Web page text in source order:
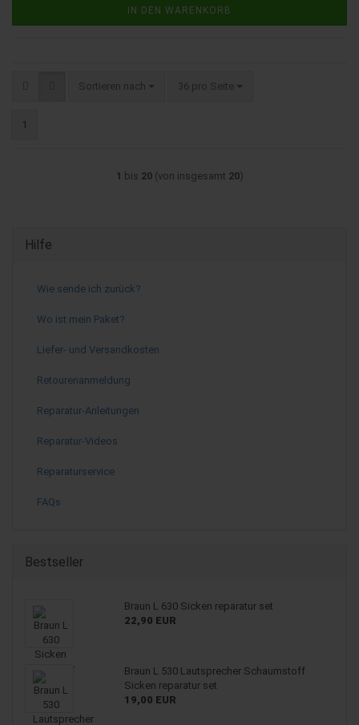
IN DEN WARENKORB
Sortieren nach
Sortieren nach 36 pro Seite
pro Seite
1
1 bis 20(von insgesamt 20)
Hilfe
Wie sende ich zurück?
Wo ist mein Paket?
Liefer- und Versandkosten
Retourenanmeldung
Reparatur-Anleitungen
Reparatur-Videos
Reparaturservice
FAQs
Bestseller
Braun L 630 Sicken reparatur set
22,90 EUR
Braun L 530 Lautsprecher Schaumstoff
Sicken reparatur set
19,00 EUR